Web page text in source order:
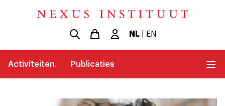
NL| EN
Activiteiten Publicaties